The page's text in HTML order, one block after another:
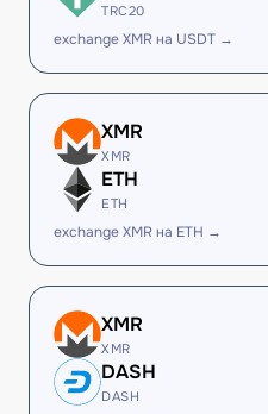
TRC20
exchange XMR на USDT →
XMR
XMR
ETH
ETH
exchange XMR на ETH →
XMR
XMR
DASH
DASH